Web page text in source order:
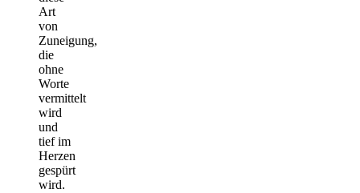
Art
von
Zuneigung,
die
ohne
Worte
vermittelt
wird
und
tief im
Herzen
gespürt
wird.